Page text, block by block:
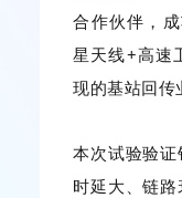
合作伙伴，
星天线+高速
现的基站回传
本次试验验
时延大、链